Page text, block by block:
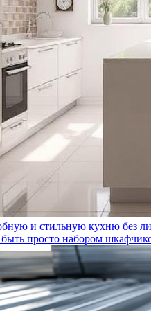
и стильную кухню без
просто набором